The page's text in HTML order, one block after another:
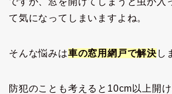
て気になってしまいますよね。
そんな悩みは車の窓用網戸で解決 し
防犯のことも考えると10cm以上開